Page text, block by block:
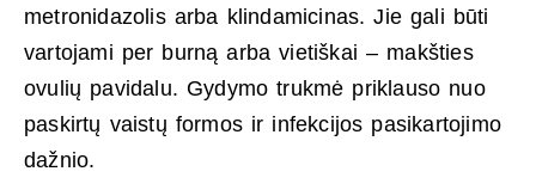
metronidazolis arba klindamicinas. Jie gali būti
vartojami per burną arba vietiškai – makšties
ovulių pavidalu. Gydymo trukmė priklauso nuo
paskirtų vaistų formos ir infekcijos pasikartojimo
dažnio.